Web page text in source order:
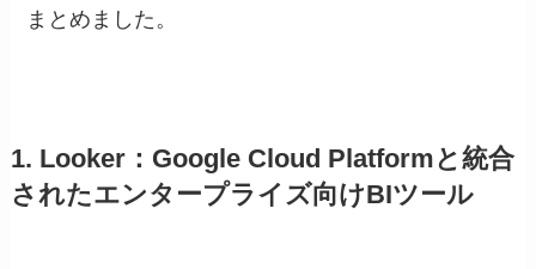
まとめました。
1. Looker：Google Cloud Platformと統合
されたエンタープライズ向けBIツール